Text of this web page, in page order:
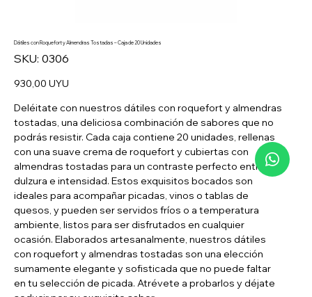
Dátiles con Roquefort y Almendras Tostadas – Caja de 20 Unidades
SKU: SKU
0306
0306
Precio
930,00 UYU
Deléitate con nuestros dátiles con roquefort y almendras
tostadas, una deliciosa combinación de sabores que no
podrás resistir. Cada caja contiene 20 unidades, rellenas
con una suave crema de roquefort y cubiertas con
almendras tostadas para un contraste perfecto entre
dulzura e intensidad. Estos exquisitos bocados son
ideales para acompañar picadas, vinos o tablas de
quesos, y pueden ser servidos fríos o a temperatura
ambiente, listos para ser disfrutados en cualquier
ocasión. Elaborados artesanalmente, nuestros dátiles
con roquefort y almendras tostadas son una elección
sumamente elegante y sofisticada que no puede faltar
en tu selección de picada. Atrévete a probarlos y déjate